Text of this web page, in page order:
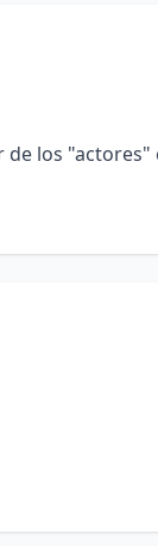
los "actores"